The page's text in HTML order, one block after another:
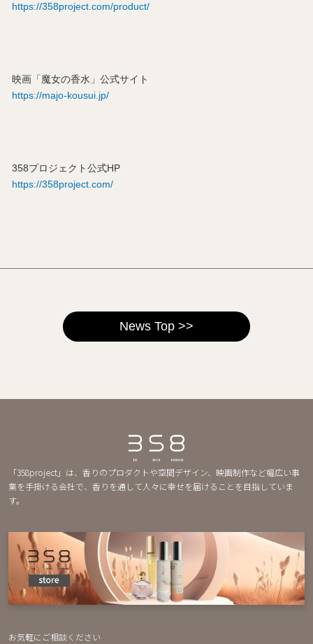
https://358project.com/product/
映画「魔女の香水」公式サイト
https://majo-kousui.jp/
358プロジェクト公式HP
https://358project.com/
News Top >>
「358project」は、香りのプロダクトや空間デザイン、映画制作など幅広い事
業を手掛ける会社で、香りを通して人々に幸せを届けることを目指していま
す。
お気軽にご相談ください